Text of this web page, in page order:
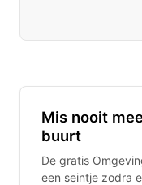
Mis nooit
buurt
De gratis
een seintje zodra